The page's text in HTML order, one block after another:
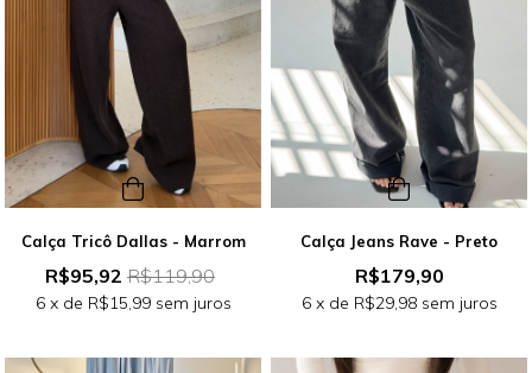
Calça Tricô Dallas - Marrom
R$95,92 R$119,90
6 x de R$15,99 sem juros
Calça Jeans Rave - Preto
R$179,90
6 x de R$29,98 sem juros